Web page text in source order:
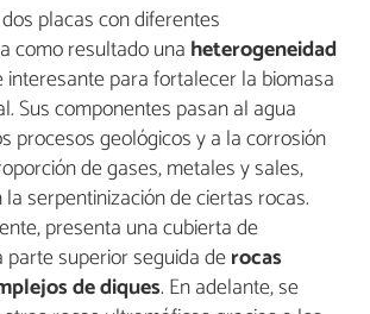
placas con diferentes
como resultado una heterogeneidad
interesante para fortalecer la biomasa
Sus componentes pasan al agua
procesos geológicos y a la corrosión
de gases, metales y sales,
serpentinización de ciertas rocas.
presenta una cubierta de
superior seguida derocas
de diques. En adelante, se